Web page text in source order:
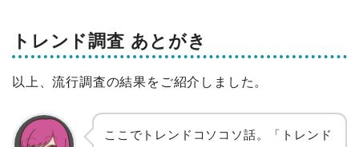
トレンド調査 あとがき
以上、流行調査の結果をご紹介しました。
ここでトレンドコソコソ話。「トレンド